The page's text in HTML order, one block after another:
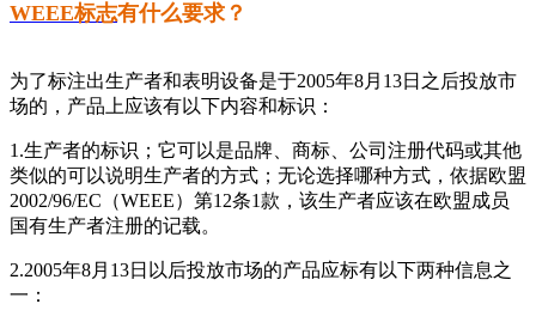
WEEE标志有什么要求？
为了标注出生产者和表明设备是于2005年8月13日之后投放市
场的，产品上应该有以下内容和标识：
1.生产者的标识；它可以是品牌、商标、公司注册代码或其他
类似的可以说明生产者的方式；无论选择哪种方式，依据欧盟
2002/96/EC（WEEE）第12条1款，该生产者应该在欧盟成员
国有生产者注册的记载。
2.2005年8月13日以后投放市场的产品应标有以下两种信息之
一：